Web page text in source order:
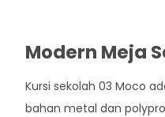
Modern Meja
Kursi sekolah 03 Moco
bahan metal dan